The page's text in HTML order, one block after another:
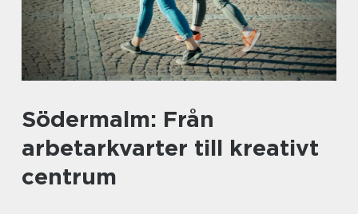
Södermalm: Från
arbetarkvarter till kreativt
centrum